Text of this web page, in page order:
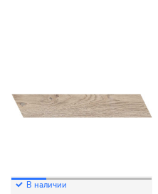
В наличии